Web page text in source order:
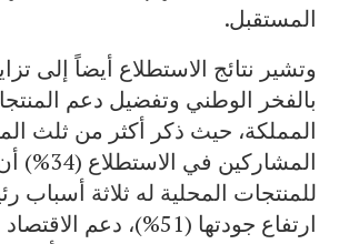
المستقبل.
وتشير نتائج الاستطلاع أيضاً إلى
بالفخر الوطني وتفضيل دعم
المملكة، حيث ذكر أكثر من ثلث
المشاركين
للمنتجات المحلية له ثلاثة أسباب